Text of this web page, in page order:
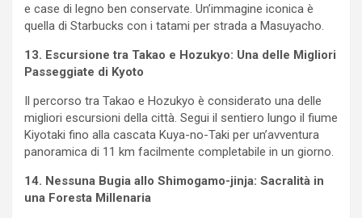
e case di legno ben conservate. Un’immagine iconica è
quella di Starbucks con i tatami per strada a Masuyacho.
13. Escursione tra Takao e Hozukyo: Una delle Migliori
Passeggiate di Kyoto
Il percorso tra Takao e Hozukyo è considerato una delle
migliori escursioni della città. Segui il sentiero lungo il fiume
Kiyotaki fino alla cascata Kuya-no-Taki per un’avventura
panoramica di 11 km facilmente completabile in un giorno.
14. Nessuna Bugia allo Shimogamo-jinja: Sacralità in
una Foresta Millenaria